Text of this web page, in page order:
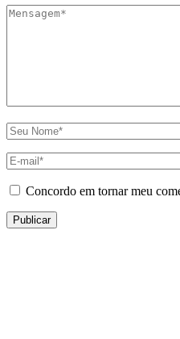
Concordo em tornar meu